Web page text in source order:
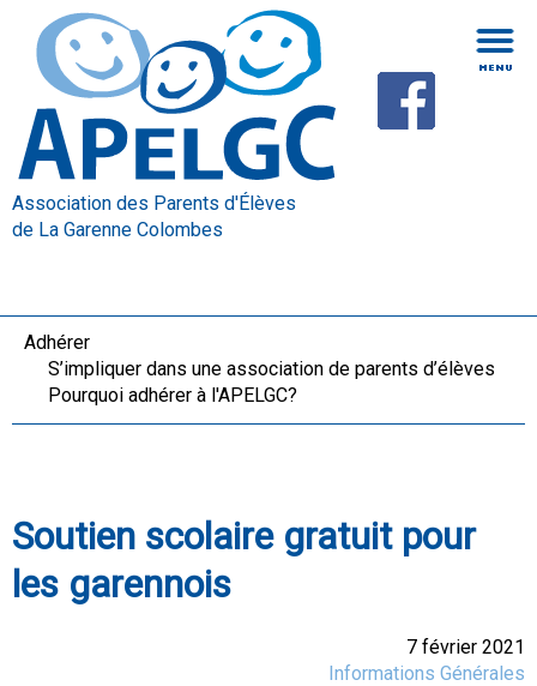
Association des Parents d'Élèves
de La Garenne Colombes
Adhérer
S’impliquer dans une association de parents d’élèves
Pourquoi adhérer à l'APELGC?
Soutien scolaire gratuit pour
les garennois
7 février 2021
Informations Générales